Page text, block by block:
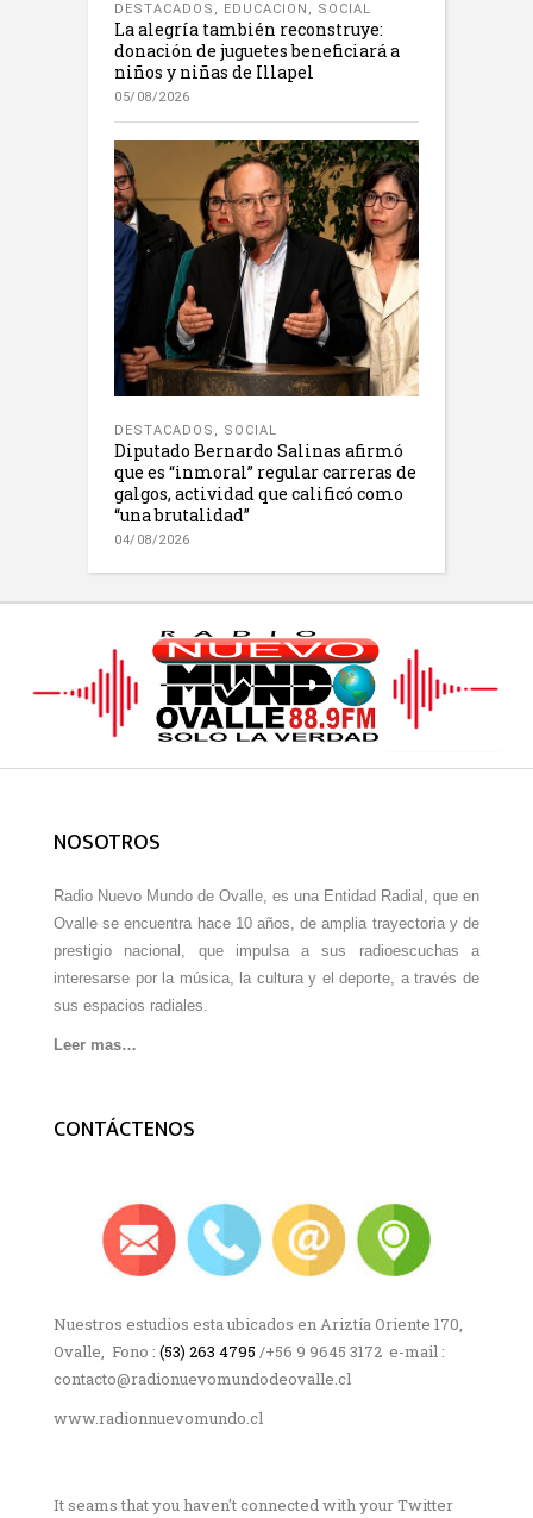
DESTACADOS , EDUCACION , SOCIAL
La alegría también reconstruye:
donación de juguetes beneficiará a
niños y niñas de Illapel
05/08/2026
DESTACADOS , SOCIAL
Diputado Bernardo Salinas afirmó
que es “inmoral” regular carreras de
galgos, actividad que calificó como
“una brutalidad”
04/08/2026
NOSOTROS
Radio Nuevo Mundo de Ovalle, es una Entidad Radial, que en
Ovalle se encuentra hace 10 años, de amplia trayectoria y de
prestigio nacional, que impulsa a sus radioescuchas a
interesarse por la música, la cultura y el deporte, a través de
sus espacios radiales.
Leer mas…
CONTÁCTENOS
Nuestros estudios esta ubicados en Ariztía Oriente 170,
Ovalle, Fono : (53) 263 4795 /+56 9 9645 3172 e-mail :
contacto@radionuevomundodeovalle.cl
www.radionnuevomundo.cl
It seams that you haven't connected with your Twitter